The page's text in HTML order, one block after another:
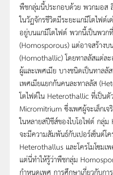
พืชกลุ่มนี้ประกอบด้วย พวกมอส ลิ
ในวัฏจักรชีวิตมีระยะแกมีโตไฟต์
อยู่บนแกมีโตไฟต์ พวกนี้เป็นพวก
(Homosporous) แต่อาจสร้างบ
(Homothallic) โดยทาลลัสแต่ละ
ผู้และเพศเมีย บางชนิดเป็นทาลลั
เพศเมียแยกกันคนละทาลลัส
โตไฟต์ใน Heterothallic ที่เป็นตั
Micromitrium ซึ่งเพศผู้จะเล็กเ
ในหลายสปีชีส์ของไบโอไฟต์ กลุ่
จะมีความสัมพันธ์กับเปอร์เซ็นต์โ
Heterothallus และโครโมโซมเ
แต่นี่ทำให้รู้ว่าพืชกลุ่ม
กำหนดเพศ การศึกษาเกี่ยวกับก